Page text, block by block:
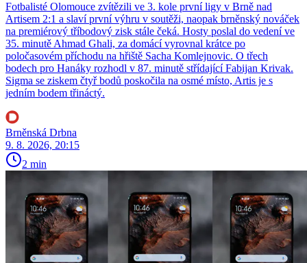
Fotbalisté Olomouce zvítězili ve 3. kole první ligy v Brně nad
Artisem 2:1 a slaví první výhru v soutěži, naopak brněnský nováček
na premiérový tříbodový zisk stále čeká. Hosty poslal do vedení ve
35. minutě Ahmad Ghali, za domácí vyrovnal krátce po
poločasovém příchodu na hřiště Sacha Komlejnovic. O třech
bodech pro Hanáky rozhodl v 87. minutě střídající Fabijan Krivak.
Sigma se ziskem čtyř bodů poskočila na osmé místo, Artis je s
jedním bodem třináctý.
Brněnská Drbna
9. 8. 2026, 20:15
2 min